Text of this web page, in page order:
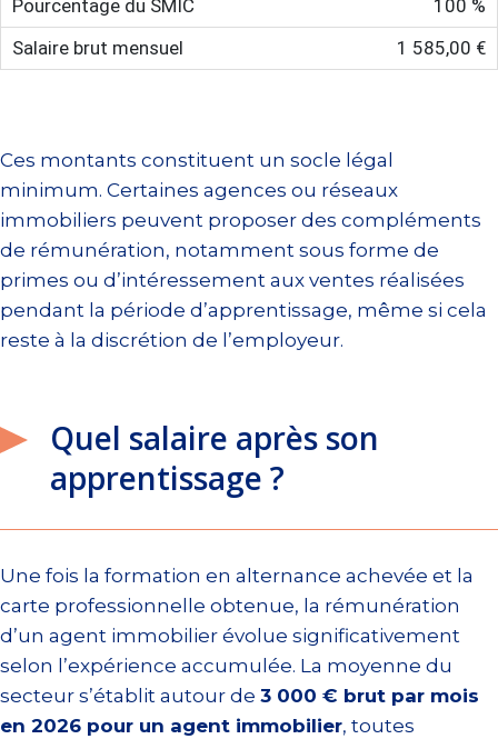
100 %
1 585,00 €
Ces montants constituent un socle légal
minimum. Certaines agences ou réseaux
immobiliers peuvent proposer des compléments
de rémunération, notamment sous forme de
primes ou d’intéressement aux ventes réalisées
pendant la période d’apprentissage, même si cela
reste à la discrétion de l’employeur.
Quel salaire après son
apprentissage ?
Une fois la formation en alternance achevée et la
carte professionnelle obtenue, la rémunération
d’un agent immobilier évolue significativement
selon l’expérience accumulée. La moyenne du
secteur s’établit autour de 3 000 € brut par mois
en 2026 pour un agent immobilier, toutes